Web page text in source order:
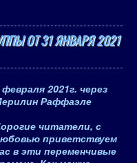
ОТ 31 ЯНВАРЯ 2021
февраля 2021г. через
Раффаэле
читатели, с
приветствуем
в эти переменчивые